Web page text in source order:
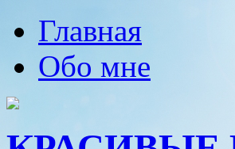
Главная
Обо мне